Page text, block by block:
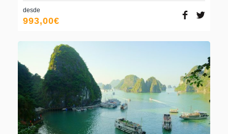
desde
993,00€